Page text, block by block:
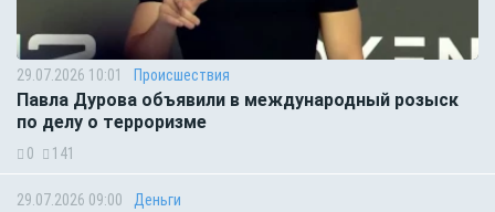
29.07.2026 10:01 Происшествия
Павла Дурова объявили в международный розыск
по делу о терроризме
0 141
29.07.2026 09:00 Деньги